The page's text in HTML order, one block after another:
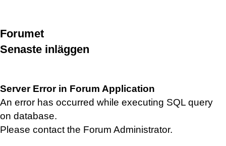
Forumet
Senaste inläggen
Server Error in Forum Application
An error has occurred while executing SQL query
on database.
Please contact the Forum Administrator.